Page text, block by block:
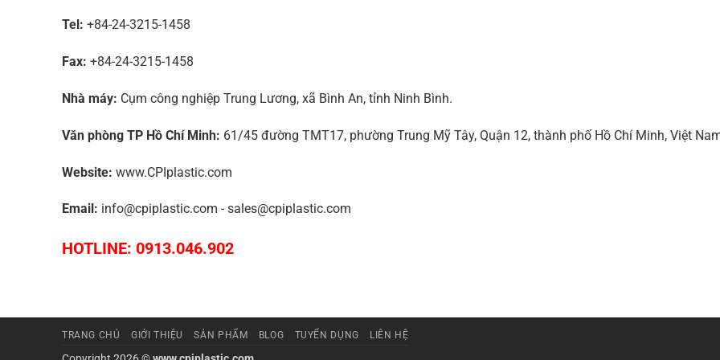
Tel: +84-24-3215-1458
Fax: +84-24-3215-1458
Nhà máy: Cụm công nghiệp Trung Lương, xã Bình An, tỉnh Ninh Bình.
Văn phòng TP Hồ Chí Minh: 61/45 đường TMT17, phường Trung Mỹ Tây, Quận 12, thành phố Hồ Chí Minh, Việt
Website: www.CPIplastic.com
Email: info@cpiplastic.com - sales@cpiplastic.com
HOTLINE: 0913.046.902
TRANG CHỦ GIỚI THIỆU SẢN PHẨM BLOG TUYỂN DỤNG LIÊN HỆ